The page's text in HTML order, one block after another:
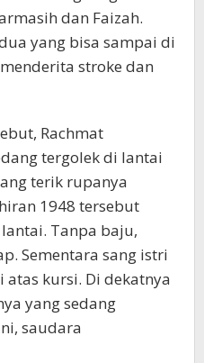
dan Faizah.
yang bisa sampai di
stroke dan
Rachmat
tergolek di lantai
terik rupanya
1948 tersebut
Tanpa baju,
Sementara sang istri
atas kursi. Di dekatnya
yang sedang
saudara